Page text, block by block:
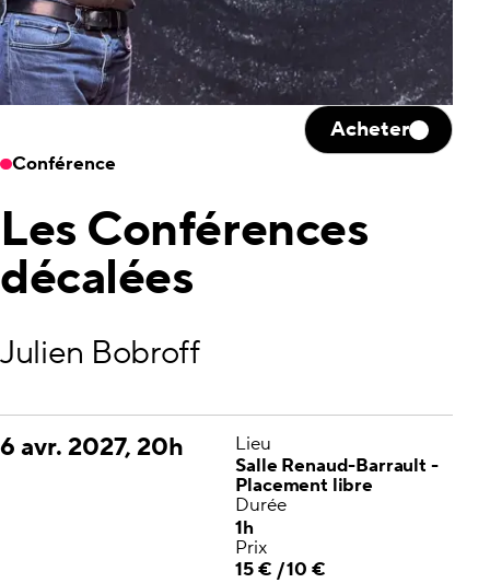
Conférence
Acheter
Les Conférences
décalées
Julien Bobroff
6 avr. 2027, 20h
Lieu
Salle Renaud-Barrault -
Placement libre
Durée
1h
Prix
15 € / 10 €